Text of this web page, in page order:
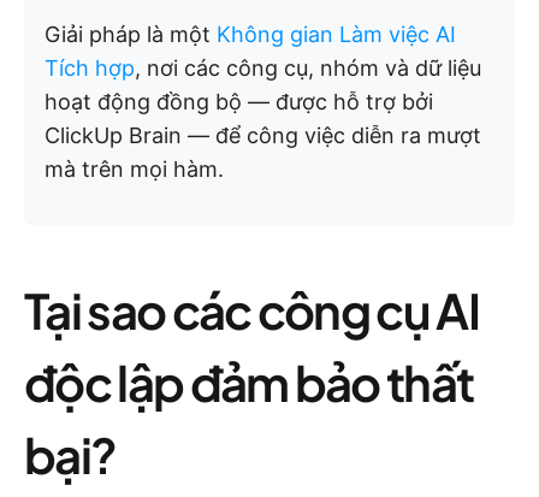
Giải pháp là một Không gian Làm việc AI
Tích hợp, nơi các công cụ, nhóm và dữ liệu
hoạt động đồng bộ — được hỗ trợ bởi
ClickUp Brain — để công việc diễn ra mượt
mà trên mọi hàm.
Tại sao các công cụ AI
độc lập đảm bảo thất
bại?